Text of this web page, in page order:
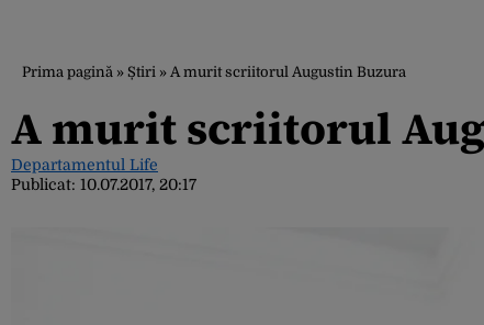
Prima pagină » Știri » A murit scriitorul Augustin Buzura
A murit scriitorul
Departamentul Life
Publicat: 10.07.2017, 20:17